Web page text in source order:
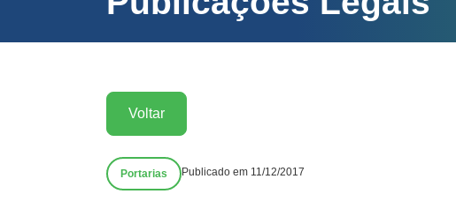
Voltar
Portarias Publicado em 11/12/2017